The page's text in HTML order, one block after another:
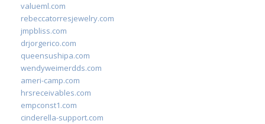
valueml.com
rebeccatorresjewelry.com
jmpbliss.com
drjorgerico.com
queensushipa.com
wendyweimerdds.com
ameri-camp.com
hrsreceivables.com
empconst1.com
cinderella-support.com